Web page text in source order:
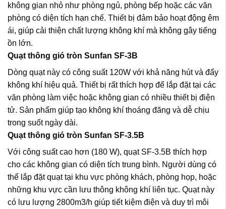
không gian nhỏ như phòng ngủ, phòng bếp hoặc các văn
phòng có diện tích hạn chế. Thiết bị đảm bảo hoạt động êm
ái, giúp cải thiện chất lượng không khí mà không gây tiếng
ồn lớn.
Quạt thông gió tròn Sunfan SF-3B
Dòng quạt này có công suất 120W với khả năng hút và đẩy
không khí hiệu quả. Thiết bị rất thích hợp để lắp đặt tại các
văn phòng làm việc hoặc không gian có nhiều thiết bị điện
tử. Sản phẩm giúp tạo không khí thoáng đãng và dễ chịu
trong suốt ngày dài.
Quạt thông gió tròn Sunfan SF-3.5B
Với công suất cao hơn (180 W), quạt SF-3.5B thích hợp
cho các không gian có diện tích trung bình. Người dùng có
thể lắp đặt quạt tại khu vực phòng khách, phòng họp, hoặc
những khu vực cần lưu thông không khí liên tục. Quạt này
có lưu lượng 2800m3/h giúp tiết kiệm điện và duy trì môi